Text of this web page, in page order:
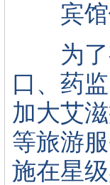
宾馆
为了有
口、药
加大艾
等旅游
施在星